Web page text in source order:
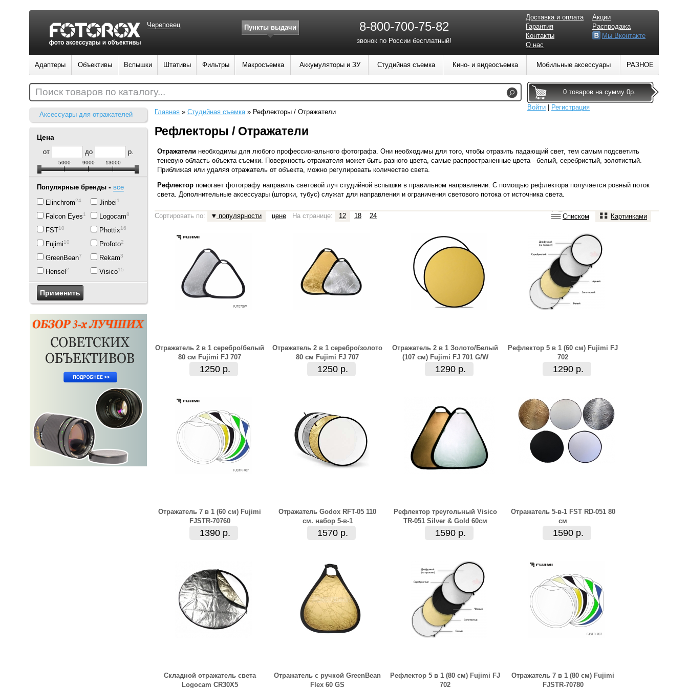
Аксессуары для отражателей
Цена
от до р.
5000 9000 13000
Популярные бренды - все
Elinchrom24
Falcon Eyes15
FST10
Fujimi10
GreenBean7
Hensel2
Jinbei1
Logocam8
Phottix16
Profoto2
Rekam3
Visico15
Главная » Студийная съемка» Рефлекторы / Отражатели
Рефлекторы / Отражатели
Отражатели необходимы для любого профессионального фотографа. Они необходимы для того, чтобы отразить падающий свет, тем самым подсветить
теневую область объекта съемки. Поверхность отражателя может быть разного цвета, самые распространенные цвета - белый, серебристый, золотистый.
Приближая или удаляя отражатель от объекта, можно регулировать количество света.
Рефлектор помогает фотографу направить световой луч студийной вспышки в правильном направлении. С помощью рефлектора получается ровный поток
света. Дополнительные аксессуары (шторки, тубус) служат для направления и ограничения светового потока от источника света.
Сортировать по: популярности цене На странице: 12 18 24 Списком Картинками
Отражатель 2 в 1 серебро/белый
80 см Fujimi FJ 707
1250 р.
Отражатель 2 в 1 серебро/золото
80 см Fujimi FJ 707
1250 р.
Отражатель 2 в 1 Золото/Белый
(107 см) Fujimi FJ 701 G/W
1290 р.
Рефлектор 5 в 1 (60 см) Fujimi FJ
702
1290 р.
Отражатель 7 в 1 (60 см) Fujimi
FJSTR-70760
1390 р.
Отражатель Godox RFT-05 110
см. набор 5-в-1
1570 р.
Рефлектор треугольный Visico
TR-051 Silver & Gold 60см
1590 р.
Отражатель 5-в-1 FST RD-051 80
см
1590 р.
Складной отражатель света
Logocam CR30X5
Отражатель с ручкой GreenBean
Flex 60 GS
Рефлектор 5 в 1 (80 см) Fujimi FJ
702
Отражатель 7 в 1 (80 см) Fujimi
FJSTR-70780
Череповец Пункты выдачи 8-800-700-75-82
звонок по России бесплатный!
Доставка и оплата
Гарантия
Контакты
О нас
Акции
Распродажа
Мы Вконтакте
Адаптеры Объективы Вспышки Штативы Фильтры Макросъемка Аккумуляторы и ЗУ Студийная съемка Кино- и видеосъемка Мобильные аксессуары РАЗНОЕ
0 товаров на сумму 0р.
Войти
Регистрация
Поиск товаров по каталогу...